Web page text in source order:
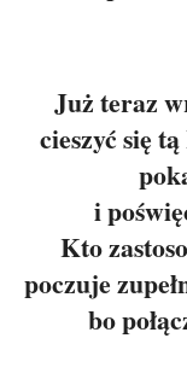
Już teraz
cieszyć się
i
Kto
poczuje
bo